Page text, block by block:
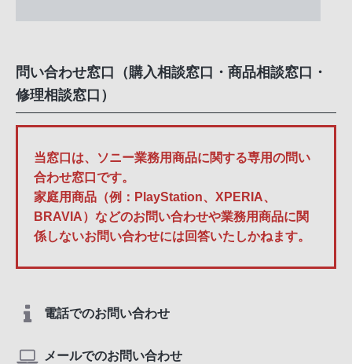
問い合わせ窓口（購入相談窓口・商品相談窓口・
修理相談窓口）
当窓口は、ソニー業務用商品に関する専用の問い
合わせ窓口です。
家庭用商品（例：PlayStation、XPERIA、
BRAVIA）などのお問い合わせや業務用商品に関
係しないお問い合わせには回答いたしかねます。
電話でのお問い合わせ
メールでのお問い合わせ